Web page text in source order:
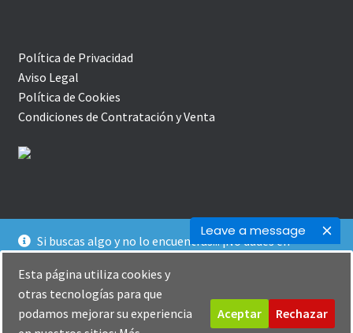
Leave a message
Política de Privacidad
Aviso Legal
Política de Cookies
Condiciones de Contratación y Venta
© YoBuceo | Tienda Online 2026
Política de Privacidad
Creado con Storefront y
WooCommerce.
Si buscas algo y no lo encuentras... ¡No dudes en
personalizado :-)
Descartar
Esta página utiliza cookies y
otras tecnologías para que
podamos mejorar su experiencia
Aceptar Rechazar